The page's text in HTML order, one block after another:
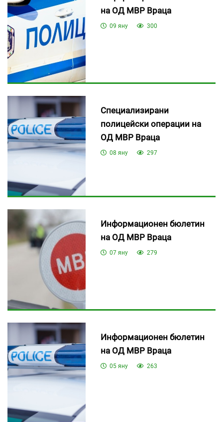
на ОД МВР Враца
09 яну 300
Специализирани
полицейски операции на
ОД МВР Враца
08 яну 297
Информационен бюлетин
на ОД МВР Враца
07 яну 279
Информационен бюлетин
на ОД МВР Враца
05 яну 263